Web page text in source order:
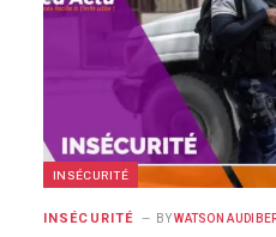
INSÉCURITÉ
INSÉCURITÉ BY WATSON